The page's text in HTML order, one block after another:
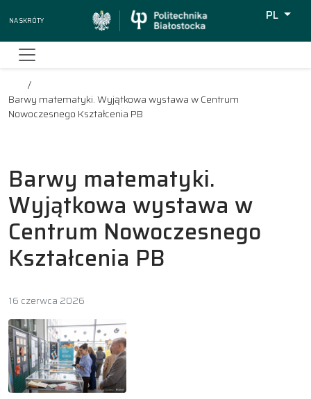
Na skróty
PL
Barwy matematyki. Wyjątkowa wystawa w Centrum
Nowoczesnego Kształcenia PB
Barwy matematyki.
Wyjątkowa wystawa w
Centrum Nowoczesnego
Kształcenia PB
16 czerwca 2026